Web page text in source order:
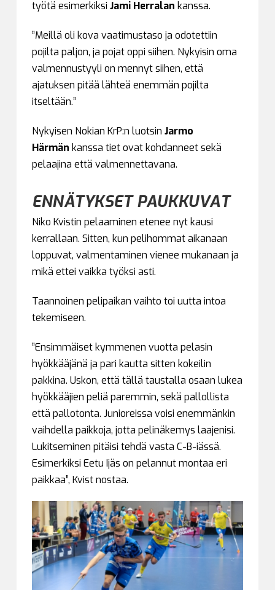
työtä esimerkiksi Jami Herralan kanssa.
”Meillä oli kova vaatimustaso ja odotettiin
pojilta paljon, ja pojat oppi siihen. Nykyisin oma
valmennustyyli on mennyt siihen, että
ajatuksen pitää lähteä enemmän pojilta
itseltään.”
Nykyisen Nokian KrP:n luotsin Jarmo
Härmän kanssa tiet ovat kohdanneet sekä
pelaajina että valmennettavana.
ENNÄTYKSET PAUKKUVAT
Niko Kvistin pelaaminen etenee nyt kausi
kerrallaan. Sitten, kun pelihommat aikanaan
loppuvat, valmentaminen vienee mukanaan ja
mikä ettei vaikka työksi asti.
Taannoinen pelipaikan vaihto toi uutta intoa
tekemiseen.
”Ensimmäiset kymmenen vuotta pelasin
hyökkääjänä ja pari kautta sitten kokeilin
pakkina. Uskon, että tällä taustalla osaan lukea
hyökkääjien peliä paremmin, sekä pallollista
että pallotonta. Junioreissa voisi enemmänkin
vaihdella paikkoja, jotta pelinäkemys laajenisi.
Lukitseminen pitäisi tehdä vasta C-B-iässä.
Esimerkiksi Eetu Ijäs on pelannut montaa eri
paikkaa”, Kvist nostaa.